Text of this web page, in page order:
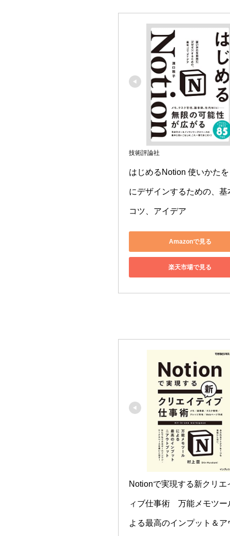
技術評論社
はじめるNotion 使いかた
にデザインするための、基
コツ、アイデア
Amazonで見る
楽天市場で見る
Notionで実現する新クリエ
ィブ仕事術　万能メモツー
よる最高のインプット＆ア